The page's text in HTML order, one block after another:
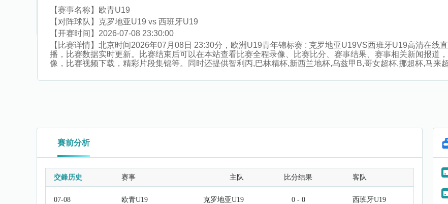
【赛事名称】 欧青U19
【对阵球队】 克罗地亚U19 vs 西班牙U19
【开赛时间】 2026-07-08 23:30:00
【比赛详情】 北京时间2026年07月08日 23:30分，欧洲U19青年锦标赛 : 克罗地亚U19VS西班牙U19高清在线
播，比赛数据实时更新。比赛结束后可以在本站查看比赛全程录像、比赛比分、赛事结果、赛事相关新闻报道
像，比赛视频下载，精彩片段集锦等。同时还提供智利丙,巴林精杯,新西兰地杯,乌兹甲B,哥女超杯,挪超杯,马来
賽前分析
交鋒历史 赛事 主队 比分结果 客队
07-08 欧青U19 克罗地亚U19 0 - 0 西班牙U19